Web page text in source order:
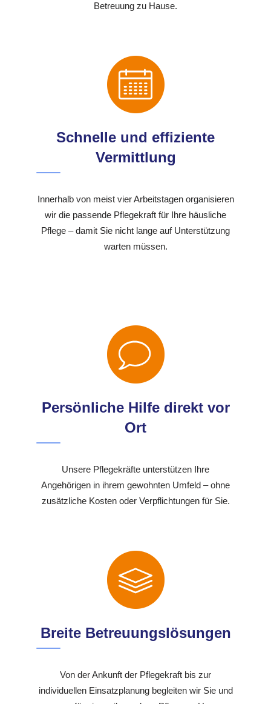
Betreuung zu Hause.
Schnelle und effiziente
Vermittlung
Innerhalb von meist vier Arbeitstagen organisieren
wir die passende Pflegekraft für Ihre häusliche
Pflege – damit Sie nicht lange auf Unterstützung
warten müssen.
Persönliche Hilfe direkt vor
Ort
Unsere Pflegekräfte unterstützen Ihre
Angehörigen in ihrem gewohnten Umfeld – ohne
zusätzliche Kosten oder Verpflichtungen für Sie.
Breite Betreuungslösungen
Von der Ankunft der Pflegekraft bis zur
individuellen Einsatzplanung begleiten wir Sie und